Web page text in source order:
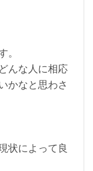
。
んな人に相応
かなと思わさ
状によって良